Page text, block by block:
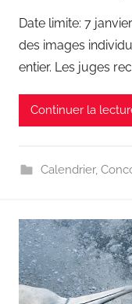
Date limite: 7
des images
entier. Les juges
Continuer la
Calendrier,